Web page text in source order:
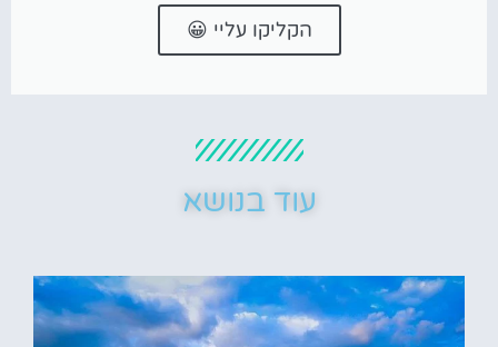
הקליקו עליי 😀
עוד בנושא